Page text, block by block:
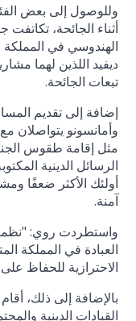
وللوصول إلى بعض
أثناء الجائحة،
الهندوسي في المملكة
ديفيد اللذين لهما
تبعات الجائحة.
إضافة إلى تقديم
وأمانسونو يتواصلان
مثل إقامة طقوس
الرسائل الدينية
أولئك الأكثر ضعفًا
آمنة.
واستطردت روي:
العبادة في المملكة
الاحترازية للحفاظ
بالإضافة إلى ذلك،
القيادات الدينية